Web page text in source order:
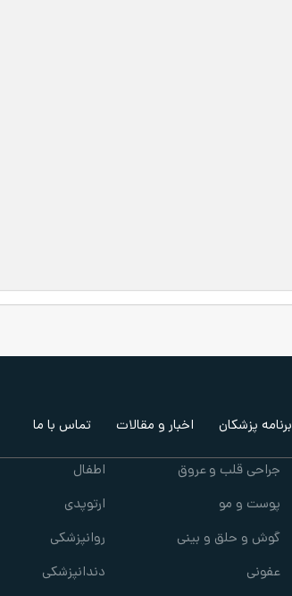
برنامه پزشکان اخبار و مقالات تماس با ما
جراحی قلب و عروق
پوست و مو
گوش و حلق و بینی
عفونی
اطفال
ارتوپدی
روانپزشکی
دندانپزشکی